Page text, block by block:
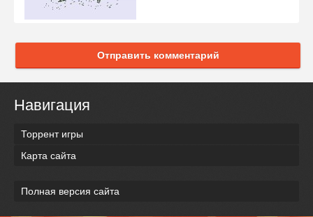
Отправить комментарий
Навигация
Торрент игры
Карта сайта
Полная версия сайта